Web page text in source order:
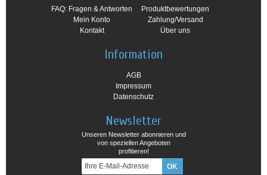
FAQ: Fragen & Antworten
Mein Konto
Kontakt
Produktbewertungen
Zahlung/Versand
Über uns
Information
AGB
Impressum
Datenschutz
Newsletter
Unseren Newsletter abonnieren und
von speziellen Angeboten
profitieren!